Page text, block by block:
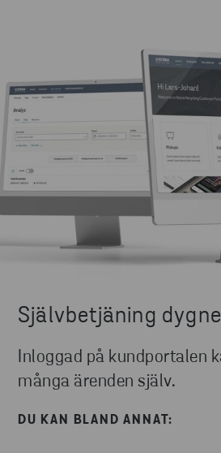
Självbetjäning
Inloggad på kundportalen
många ärenden själv.
DU KAN BLAND ANNAT: